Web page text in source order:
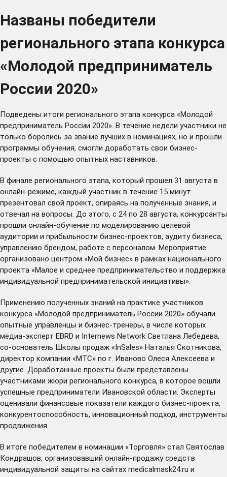
Названы победители
регионального этапа конкурса
«Молодой предприниматель
России 2020»
Подведены итоги регионального этапа конкурса «Молодой
предприниматель России 2020». В течение недели участники не
только боролись за звание лучших в номинациях, но и прошли
программы обучения, смогли доработать свои бизнес-
проекты с помощью опытных наставников.
В финале регионального этапа, который прошел 31 августа в
онлайн-режиме, каждый участник в течение 15 минут
презентовал свой проект, опираясь на полученные знания, и
отвечал на вопросы. До этого, с 24 по 28 августа, конкурсанты
прошли онлайн-обучение по моделированию целевой
аудитории и прибыльности бизнес-проектов, аудиту бизнеса,
управлению брендом, работе с персоналом. Мероприятие
организовано центром «Мой бизнес» в рамках национального
проекта «Малое и среднее предпринимательство и поддержка
индивидуальной предпринимательской инициативы».
Применению полученных знаний на практике участников
конкурса «Молодой предприниматель России 2020» обучали
опытные управленцы и бизнес-тренеры, в числе которых
медиа-эксперт EBRD и Internews Network Светлана Лебедева,
со-основатель Школы продаж «InSales» Наталья Скотникова,
директор компании «МТС» по г. Иваново Олеся Алексеева и
другие. Доработанные проекты были представлены
участниками жюри регионального конкурса, в которое вошли
успешные предприниматели Ивановской области. Эксперты
оценивали финансовые показатели каждого бизнес-проекта,
конкурентоспособность, инновационный подход, инструменты
продвижения.
В итоге победителем в номинации «Торговля» стал Святослав
Кондрашов, организовавший онлайн-продажу средств
индивидуальной защиты на сайтах medicalmask24.ru и